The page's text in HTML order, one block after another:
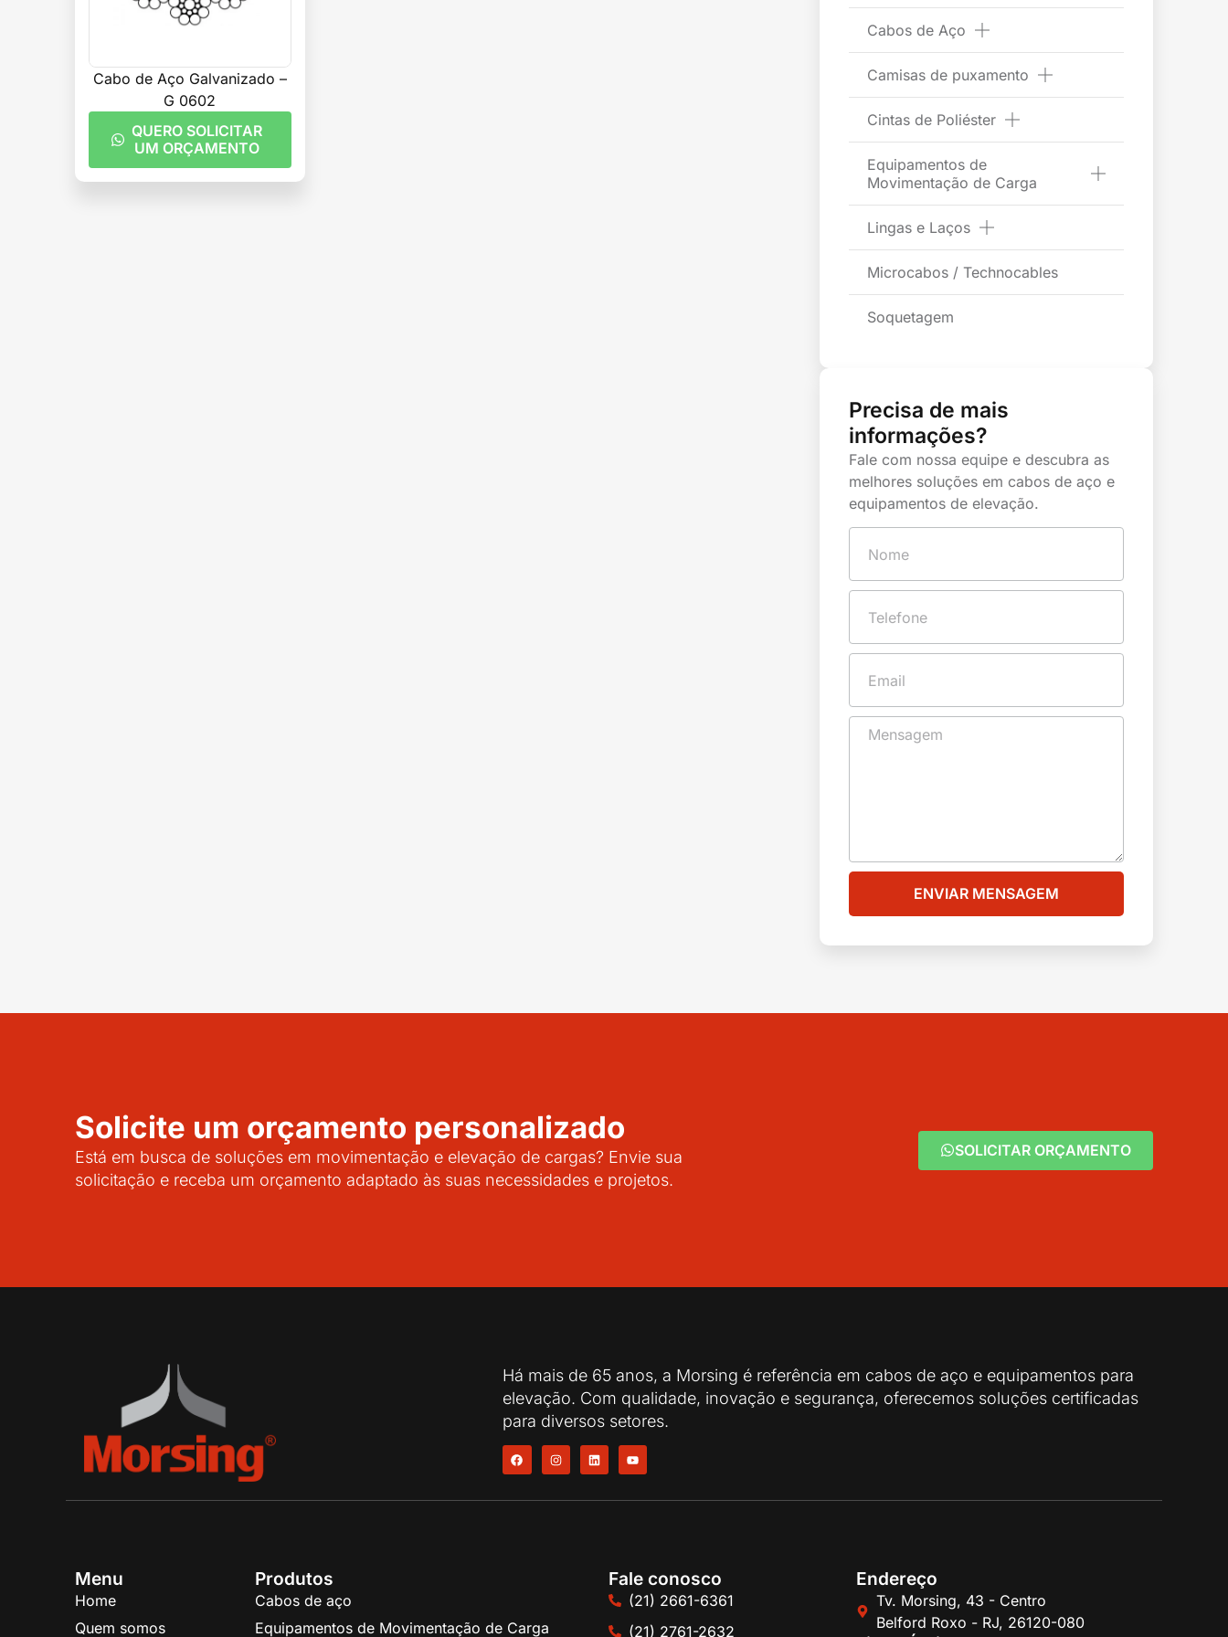
Cabos de Aço
Camisas de puxamento
Cintas de Poliéster
Equipamentos de
Movimentação de Carga
Lingas e Laços
Microcabos / Technocables
Soquetagem
Precisa de mais
informações?
Fale com nossa equipe e descubra as
melhores soluções em cabos de aço e
equipamentos de elevação.
ENVIAR MENSAGEM
Cabo de Aço Galvanizado –
G 0602
QUERO SOLICITAR
UM ORÇAMENTO
Solicite um orçamento personalizado
Está em busca de soluções em movimentação e elevação de cargas? Envie sua
solicitação e receba um orçamento adaptado às suas necessidades e projetos.
SOLICITAR ORÇAMENTO
Há mais de 65 anos, a Morsing é referência em cabos de aço e equipamentos para
elevação. Com qualidade, inovação e segurança, oferecemos soluções certificadas
para diversos setores.
Menu
Home
Quem somos
Produtos
Cabos de aço
Equipamentos de Movimentação de Carga
Fale conosco
(21) 2661-6361
(21) 2761-2632
Endereço
Tv. Morsing, 43 - Centro
Belford Roxo - RJ, 26120-080